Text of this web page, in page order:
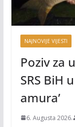
NAJNOVIJE VIJESTI
Poziv za
SRS BiH
amura’
6. Augusta 2026.